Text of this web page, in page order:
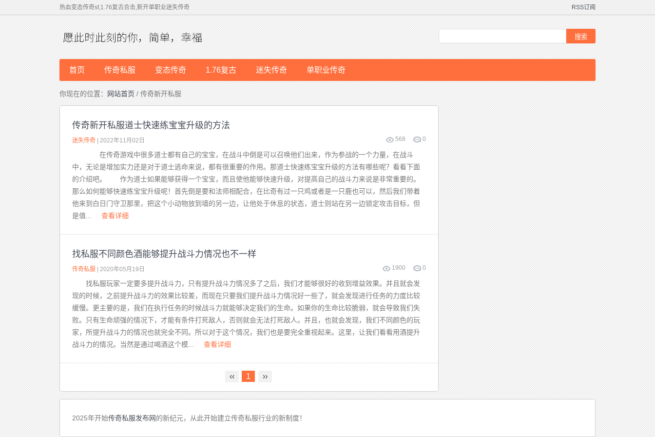
RSS订阅
热血变态传奇sf,1.76复古合击,新开单职业迷失传奇
首页 传奇私服 变态传奇 1.76复古 迷失传奇 单职业传奇
你现在的位置：网站首页/ 传奇新开私服
传奇新开私服道士快速练宝宝升级的方法
568 0
迷失传奇 | 2022年11月02日
在传奇游戏中很多道士都有自己的宝宝，在战斗中倒是可以召唤他们出来，作为参战的一个力量，在战斗
中，无论是增加实力还是对于道士逃命来说，都有很重要的作用。那道士快速练宝宝升级的方法有哪些呢？看看下面
的介绍吧。 作为道士如果能够获得一个宝宝，而且使他能够快速升级，对提高自己的战斗力来说是非常重要的。
那么如何能够快速练宝宝升级呢！首先倒是要和法师相配合，在比奇有过一只鸡或者是一只鹿也可以，然后我们带着
他来到白日门守卫那里，把这个小动物放到墙的另一边，让他处于休息的状态，道士则站在另一边锁定攻击目标，但
是值...
查看详细
找私服不同颜色酒能够提升战斗力情况也不一样
1900 0
传奇私服 | 2020年05月19日
找私服玩家一定要多提升战斗力，只有提升战斗力情况多了之后，我们才能够很好的收到增益效果。并且就会发
现的时候，之前提升战斗力的效果比较差，而现在只要我们提升战斗力情况好一些了，就会发现进行任务的力度比较
缓慢。更主要的是，我们在执行任务的时候战斗力就能够决定我们的生命。如果你的生命比较脆弱，就会导致我们失
败。只有生命顽强的情况下，才能有条件打死敌人，否则就会无法打死敌人。并且，也就会发现，我们不同颜色的玩
家，所提升战斗力的情况也就完全不同。所以对于这个情况，我们也是要完全重视起来。这里，让我们看看用酒提升
战斗力的情况。当然是通过喝酒这个模...
查看详细
‹‹ 1 ››
2025年开始传奇私服发布网的新纪元，从此开始建立传奇私服行业的新制度！